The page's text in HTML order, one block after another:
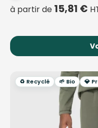
à partir de 15,81 €
♻️ Recyclé 🌱 Bio 💎